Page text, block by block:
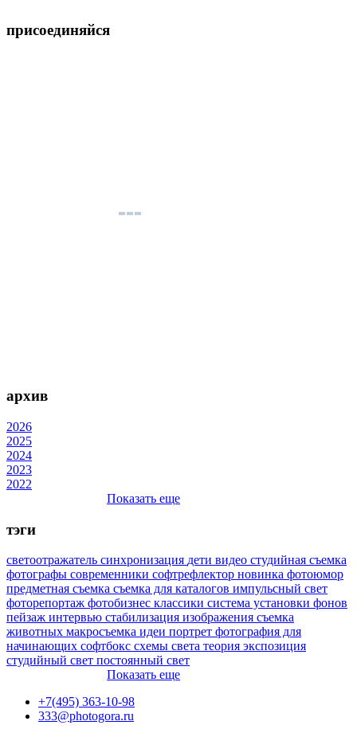
присоединяйся
архив
2026
2025
2024
2023
2022
Показать еще
тэги
светоотражатель синхронизация дети видео студийная съемка
фотографы современники софтрефлектор новинка фотоюмор
предметная съемка съемка для каталогов импульсный свет
фоторепортаж фотобизнес классики система установки фонов
пейзаж интервью стабилизация изображения съемка
животных макросъемка идеи портрет фотография для
начинающих софтбокс схемы света теория экспозиция
студийный свет постоянный свет
Показать еще
+7(495) 363-10-98
333@photogora.ru